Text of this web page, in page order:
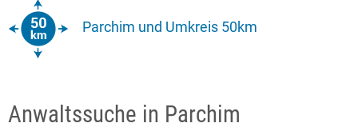
Parchim und Umkreis 50km
Anwaltssuche in Parchim